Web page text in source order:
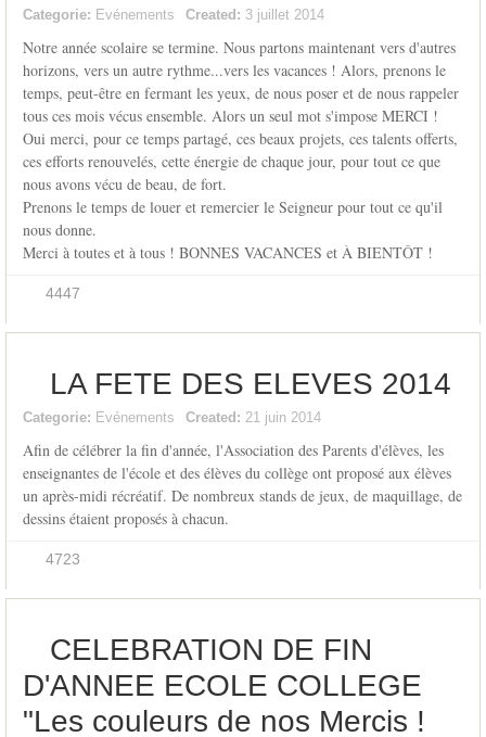
Categorie: Evénements Created: 3 juillet 2014
Notre année scolaire se termine. Nous partons maintenant vers d'autres
horizons, vers un autre rythme...vers les vacances ! Alors, prenons le
temps, peut-être en fermant les yeux, de nous poser et de nous rappeler
tous ces mois vécus ensemble. Alors un seul mot s'impose MERCI !
Oui merci, pour ce temps partagé, ces beaux projets, ces talents offerts,
ces efforts renouvelés, cette énergie de chaque jour, pour tout ce que
nous avons vécu de beau, de fort.
Prenons le temps de louer et remercier le Seigneur pour tout ce qu'il
nous donne.
Merci à toutes et à tous ! BONNES VACANCES et À BIENTÔT !
4447
LA FETE DES ELEVES 2014
Categorie: Evénements Created: 21 juin 2014
Afin de célébrer la fin d'année, l'Association des Parents d'élèves, les
enseignantes de l'école et des élèves du collège ont proposé aux élèves
un après-midi récréatif. De nombreux stands de jeux, de maquillage, de
dessins étaient proposés à chacun.
4723
CELEBRATION DE FIN
D'ANNEE ECOLE COLLEGE
"Les couleurs de nos Mercis !